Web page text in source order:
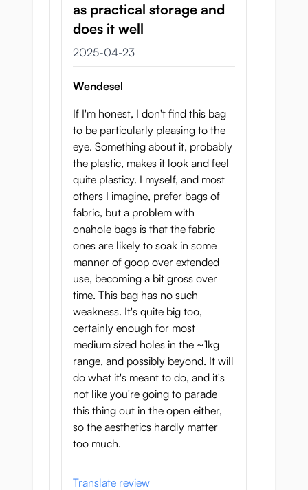
as practical storage and
does it well
23 april 2025
2025-04-23
Wendesel
If I'm honest, I don't find this bag
to be particularly pleasing to the
eye. Something about it, probably
the plastic, makes it look and feel
quite plasticy. I myself, and most
others I imagine, prefer bags of
fabric, but a problem with
onahole bags is that the fabric
ones are likely to soak in some
manner of goop over extended
use, becoming a bit gross over
time. This bag has no such
weakness. It's quite big too,
certainly enough for most
medium sized holes in the ~1kg
range, and possibly beyond. It will
do what it's meant to do, and it's
not like you're going to parade
this thing out in the open either,
so the aesthetics hardly matter
too much.
Translate review